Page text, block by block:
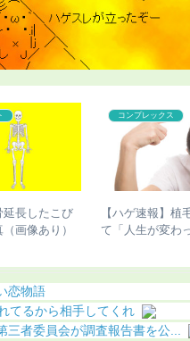
延長したこび
画像あり）
コンプレックス
【ハゲ速報】植
て「人生が変わ
恋物語
てるから相手してくれ
者委員会が調査報告書を公...